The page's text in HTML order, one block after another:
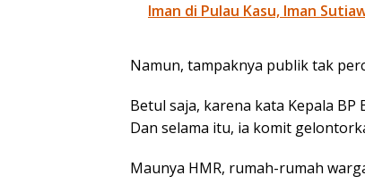
Iman di Pulau Kasu, Iman
Namun, tampaknya publik tak
Betul saja, karena kata Kepala
Dan selama itu, ia komit
Maunya HMR, rumah-rumah